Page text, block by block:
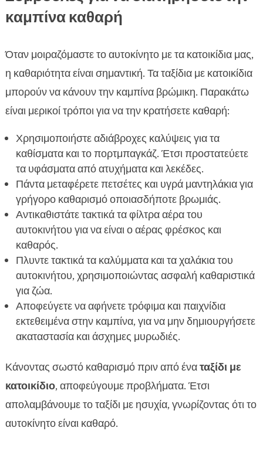
καμπίνα καθαρή
Όταν μοιραζόμαστε το αυτοκίνητο με τα κατοικίδια μας,
η καθαριότητα είναι σημαντική. Τα ταξίδια με κατοικίδια
μπορούν να κάνουν την καμπίνα βρώμικη. Παρακάτω
είναι μερικοί τρόποι για να την κρατήσετε καθαρή:
Χρησιμοποιήστε αδιάβροχες καλύψεις για τα
καθίσματα και το πορτμπαγκάζ. Έτσι προστατεύετε
τα υφάσματα από ατυχήματα και λεκέδες.
Πάντα μεταφέρετε πετσέτες και υγρά μαντηλάκια για
γρήγορο καθαρισμό οποιασδήποτε βρωμιάς.
Αντικαθιστάτε τακτικά τα φίλτρα αέρα του
αυτοκινήτου για να είναι ο αέρας φρέσκος και
καθαρός.
Πλυντε τακτικά τα καλύμματα και τα χαλάκια του
αυτοκινήτου, χρησιμοποιώντας ασφαλή καθαριστικά
για ζώα.
Αποφεύγετε να αφήνετε τρόφιμα και παιχνίδια
εκτεθειμένα στην καμπίνα, για να μην δημιουργήσετε
ακαταστασία και άσχημες μυρωδιές.
Κάνοντας σωστό καθαρισμό πριν από έναταξίδι με
κατοικίδιο, αποφεύγουμε προβλήματα. Έτσι
απολαμβάνουμε το ταξίδι με ησυχία, γνωρίζοντας ότι το
αυτοκίνητο είναι καθαρό.